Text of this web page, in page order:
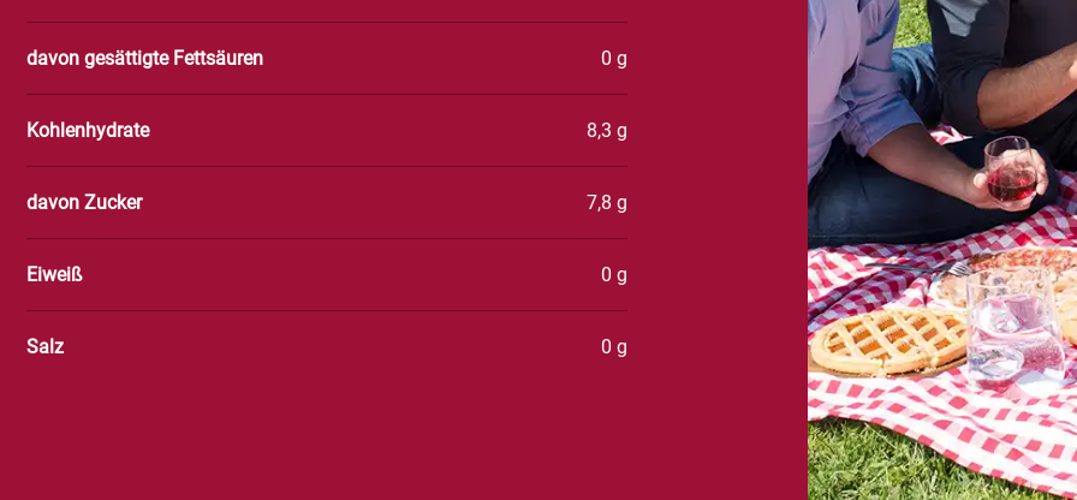
davon gesättigte Fettsäuren 0 g
Kohlenhydrate 8,3 g
davon Zucker 7,8 g
Eiweiß 0 g
Salz 0 g